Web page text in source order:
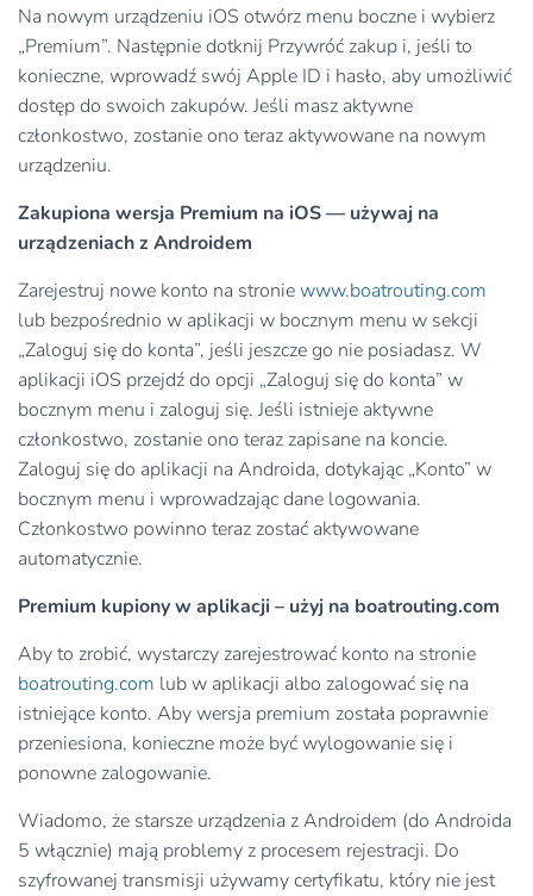
Na nowym urządzeniu iOS otwórz menu boczne i wybierz
„Premium”. Następnie dotknij Przywróć zakup i, jeśli to
konieczne, wprowadź swój Apple ID i hasło, aby umożliwić
dostęp do swoich zakupów. Jeśli masz aktywne
członkostwo, zostanie ono teraz aktywowane na nowym
urządzeniu.
Zakupiona wersja Premium na iOS — używaj na
urządzeniach z Androidem
Zarejestruj nowe konto na stroniewww.boatrouting.com
lub bezpośrednio w aplikacji w bocznym menu w sekcji
„Zaloguj się do konta”, jeśli jeszcze go nie posiadasz. W
aplikacji iOS przejdź do opcji „Zaloguj się do konta” w
bocznym menu i zaloguj się. Jeśli istnieje aktywne
członkostwo, zostanie ono teraz zapisane na koncie.
Zaloguj się do aplikacji na Androida, dotykając „Konto” w
bocznym menu i wprowadzając dane logowania.
Członkostwo powinno teraz zostać aktywowane
automatycznie.
Premium kupiony w aplikacji – użyj na boatrouting.com
Aby to zrobić, wystarczy zarejestrować konto na stronie
boatrouting.com lub w aplikacji albo zalogować się na
istniejące konto. Aby wersja premium została poprawnie
przeniesiona, konieczne może być wylogowanie się i
ponowne zalogowanie.
Wiadomo, że starsze urządzenia z Androidem (do Androida
5 włącznie) mają problemy z procesem rejestracji. Do
szyfrowanej transmisji używamy certyfikatu, który nie jest